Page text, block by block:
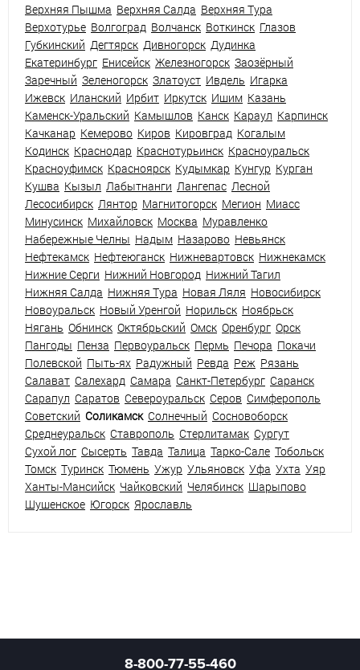
Верхняя Пышма Верхняя Салда Верхняя Тура
Верхотурье Волгоград Волчанск Воткинск Глазов
Губкинский Дегтярск Дивногорск Дудинка
Екатеринбург Енисейск Железногорск Заозёрный
Заречный Зеленогорск Златоуст Ивдель Игарка
Ижевск Иланский Ирбит Иркутск Ишим Казань
Каменск-Уральский Камышлов Канск Караул Карпинск
Качканар Кемерово Киров Кировград Когалым
Кодинск Краснодар Краснотурьинск Красноуральск
Красноуфимск Красноярск Кудымкар Кунгур Курган
Кушва Кызыл Лабытнанги Лангепас Лесной
Лесосибирск Лянтор Магнитогорск Мегион Миасс
Минусинск Михайловск Москва Муравленко
Набережные Челны Надым Назарово Невьянск
Нефтекамск Нефтеюганск Нижневартовск Нижнекамск
Нижние Серги Нижний Новгород Нижний Тагил
Нижняя Салда Нижняя Тура Новая Ляля Новосибирск
Новоуральск Новый Уренгой Норильск Ноябрьск
Нягань Обнинск Октябрьский Омск Оренбург Орск
Пангоды Пенза Первоуральск Пермь Печора Покачи
Полевской Пыть-ях Радужный Ревда Реж Рязань
Салават Салехард Самара Санкт-Петербург Саранск
Сарапул Саратов Североуральск Серов Симферополь
Советский Соликамск Солнечный Сосновоборск
Среднеуральск Ставрополь Стерлитамак Сургут
Сухой лог Сысерть Тавда Талица Тарко-Сале Тобольск
Томск Туринск Тюмень Ужур Ульяновск Уфа Ухта Уяр
Ханты-Мансийск Чайковский Челябинск Шарыпово
Шушенское Югорск Ярославль
8-800-77-55-460